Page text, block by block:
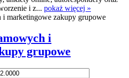
i z... pokaż więcej »
i
grupowe